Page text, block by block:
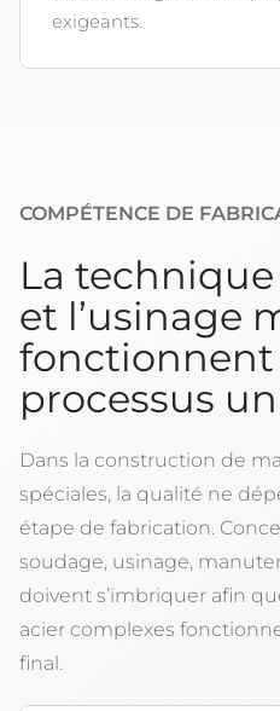
exigeants.
COMPÉTENCE DE
La
et l’usinage
processus
Dans la construction de
spéciales, la qualité ne
étape de fabrication.
soudage, usinage,
doivent s’imbriquer afin
acier complexes
final.